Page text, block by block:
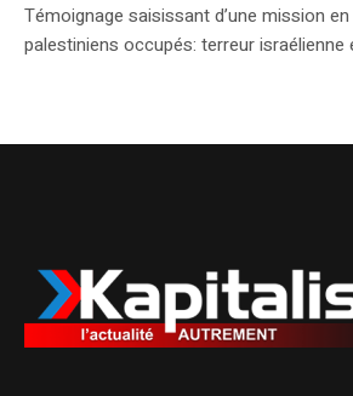
Témoignage saisissant d’une mission
palestiniens occupés: terreur israélienne